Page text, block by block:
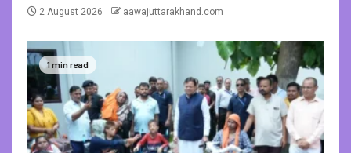
2 August 2026 aawajuttarakhand.com
1 min read